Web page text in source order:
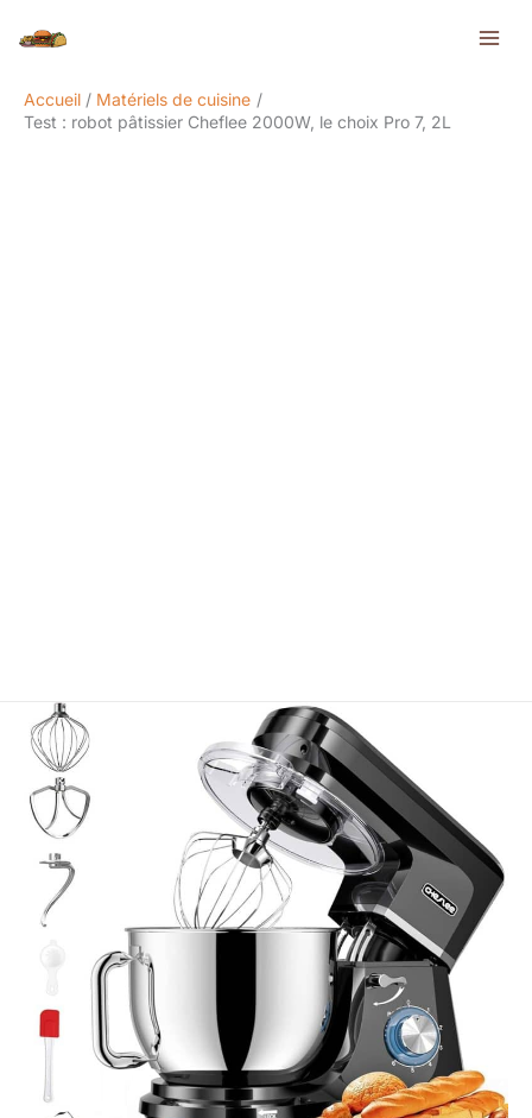
Accueil
Matériels de cuisine
Test : robot pâtissier Cheflee 2000W, le choix Pro 7, 2L